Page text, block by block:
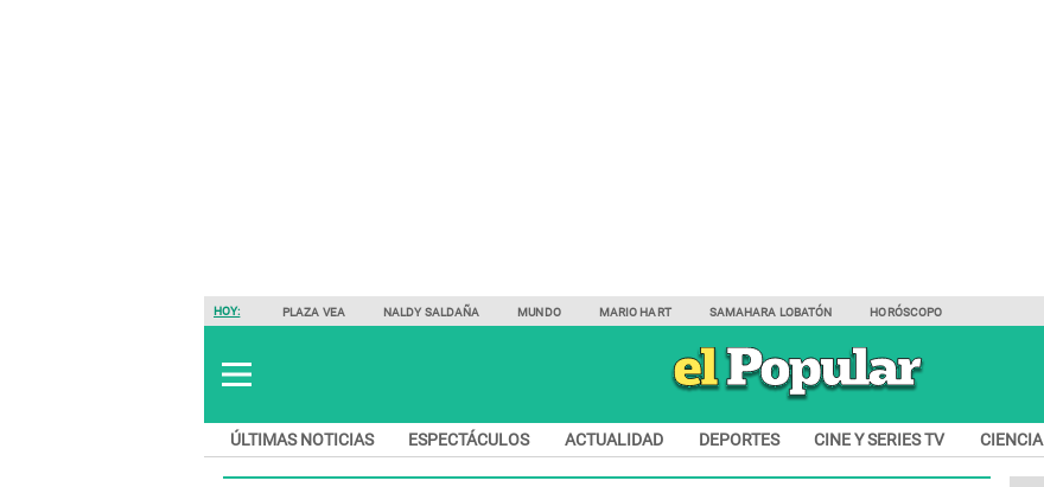
HOY: PLAZA VEA NALDY SALDAÑA MUNDO MARIO HART SAMAHARA LOBATÓN HORÓSCOPO
ÚLTIMAS NOTICIAS ESPECTÁCULOS ACTUALIDAD DEPORTES CINE Y SERIES TV CIENCIA